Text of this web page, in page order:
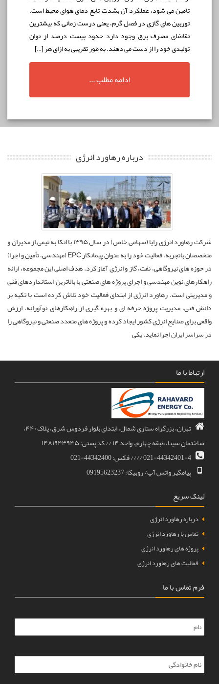
تامين می شود، عملكرد آن بشدت تابع دمای هوای محيط است.
توربين های گازی در فصل گرم، يعنی درست زمانی که بيشترين
تقاضای مصرف برق وجود دارد حدود بيست درصد از توان
توليدی خود را از دست می دهند. به طور تقریبی به ازای هر […]
ادامه مطلب ...
درباره رهاورد انرژی
شرکت رهاورد انرژی رایا (سهامی خاص) در سال ۱۳۹۵ با اتکا به تیمی از مدیران و
متخصصان باتجربه، فعالیت خود را به عنوان پیمانکار EPC (مهندسی، تأمین و اجرا)
در حوزه های نیروگاهی، نفت، گاز و انرژی آغاز کرد. هدف اصلی این مجموعه، ارائه
راهکارهای نوین مهندسی و اجرای پروژه های صنعتی با بالاترین استانداردهای فنی
و مدیریتی است. رهاورد انرژی از ابتدای فعالیت خود تلاش کرده است با تکیه بر
دانش فنی، مدیریت پروژه حرفه ای و بهره گیری از راهکارهای نوآورانه، ارزش
واقعی برای صنایع انرژی کشور ایجاد کرده و پروژه های متعدد صنعتی و نیروگاهی را
در سراسر ایران اجرا نماید. یکی
ارتباط با ما
تهران، بزرگراه ستاری شمال، ابتدای بلوار فردوس شرق، پلاک ۴۴۰،
ساختمان سینا، طبقه چهارم، واحد ۱۴ // کد پستی: ۱۴۸۱۹۴۳۹۴۵
021-44342401-4 //// فکس: 44342400-021
پیامگیر واتس آپ/ روبیکا: 09195623237
لینک سریع
درباره رهاورد انرژی
تماس با رهاورد انرژی
پروژه های رهاورد انرژی
فعالیت های رهاورد انرژی
فرم تماس با ما